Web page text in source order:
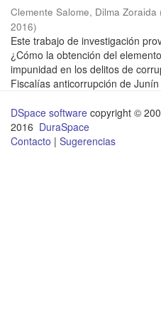
Clemente Salome, Dilma Zoraida
2016)
Este trabajo de investigación
¿Cómo la obtención del
impunidad en los delitos de
Fiscalías anticorrupción de
DSpace software copyright ©
2016 DuraSpace
Contacto | Sugerencias